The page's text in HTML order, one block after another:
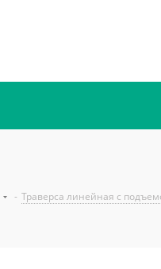
- Траверса линейная с